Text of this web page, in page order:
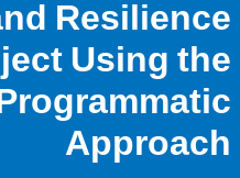
and
Using